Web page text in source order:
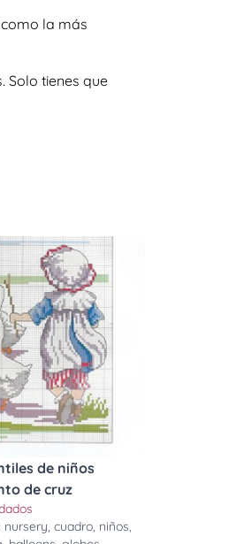
la más
Solo tienes que
de niños
de cruz
nursery, cuadro, niños,